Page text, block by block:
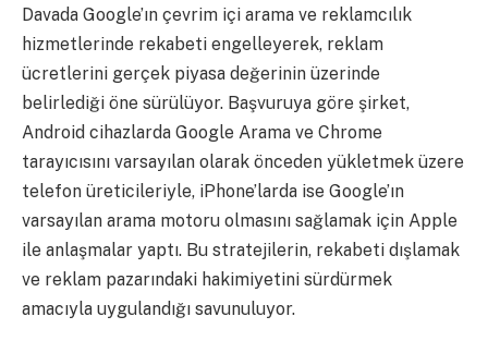
Davada Google’ın çevrim içi arama ve reklamcılık
hizmetlerinde rekabeti engelleyerek, reklam
ücretlerini gerçek piyasa değerinin üzerinde
belirlediği öne sürülüyor. Başvuruya göre şirket,
Android cihazlarda Google Arama ve Chrome
tarayıcısını varsayılan olarak önceden yükletmek üzere
telefon üreticileriyle, iPhone’larda ise Google’ın
varsayılan arama motoru olmasını sağlamak için Apple
ile anlaşmalar yaptı. Bu stratejilerin, rekabeti dışlamak
ve reklam pazarındaki hakimiyetini sürdürmek
amacıyla uygulandığı savunuluyor.